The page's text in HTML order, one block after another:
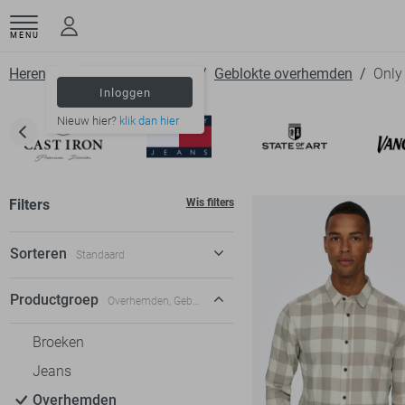
MENU
Inloggen
Nieuw hier? klik dan hier
Herenkleding Overhemden Geblokte overhemden
Filters Wis filters
Sorteren Standaard
Standaard
Productgroep Overhemden, Geblokte overhemden
Broeken
Jeans
Overhemden